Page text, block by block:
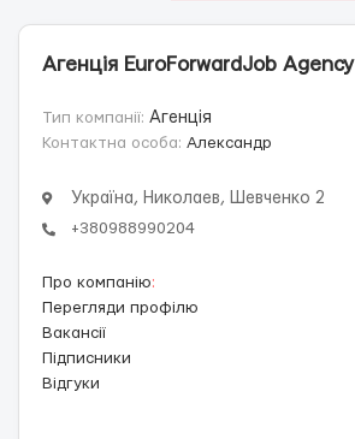
Агенція EuroForwardJob Agency
Тип компанії: Агенція
Контактна особа: Александр
Україна, Николаев, Шевченко 2
+380988990204
Про компанію:
Перегляди профілю
Вакансії
Підписники
Відгуки